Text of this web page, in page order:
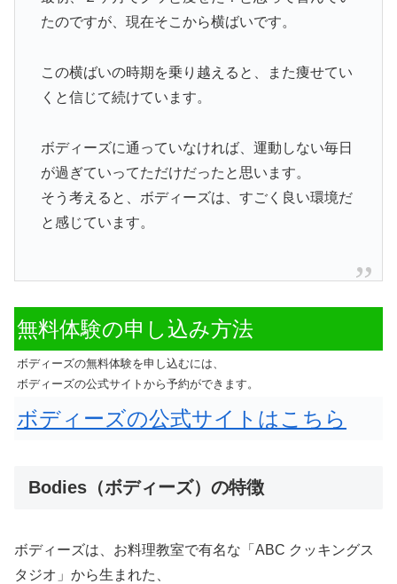
たのですが、現在そこから横ばいです。
この横ばいの時期を乗り越えると、また痩せてい
くと信じて続けています。
ボディーズに通っていなければ、運動しない毎日
が過ぎていってただけだったと思います。
そう考えると、ボディーズは、すごく良い環境だ
と感じています。
無料体験の申し込み方法
ボディーズの無料体験を申し込むには、
ボディーズの公式サイトから予約ができます。
ボディーズの公式サイトはこちら
Bodies（ボディーズ）の特徴
ボディーズは、お料理教室で有名な「ABC クッキングス
タジオ」から生まれた、